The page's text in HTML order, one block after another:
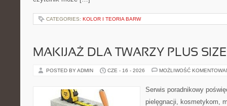
CATEGORIES: KOLOR I TEORIA BARW
MAKIJAŻ DLA TWARZY PLUS SIZE
POSTED BY ADMIN CZE - 16 - 2026 MOŻLIWOŚĆ
Serwis poradnikowy
pielęgnacji, kosmetykom,